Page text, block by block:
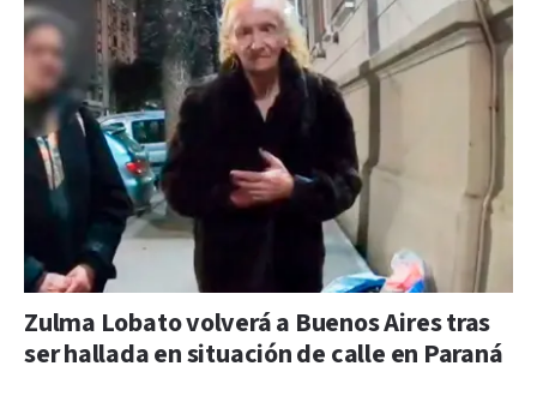
Zulma Lobato volverá a Buenos Aires tras
ser hallada en situación de calle en Paraná